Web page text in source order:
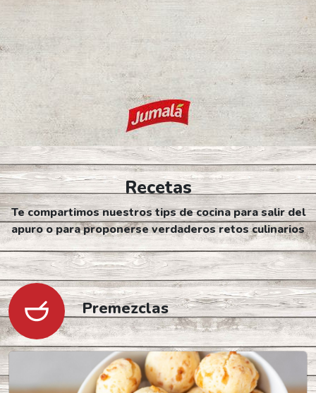
Recetas
Te compartimos nuestros tips de cocina para salir del
apuro o para proponerse verdaderos retos culinarios
Premezclas